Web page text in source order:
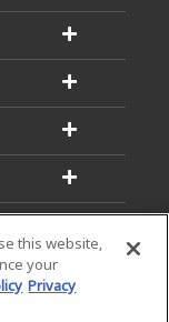
this website,
your
Privacy